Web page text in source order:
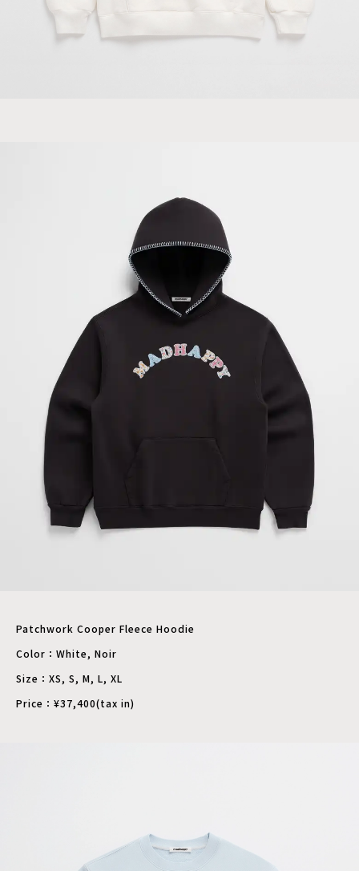
Patchwork Cooper Fleece Hoodie
Color：White, Noir
Size：XS, S, M, L, XL
Price：¥37,400(tax in)